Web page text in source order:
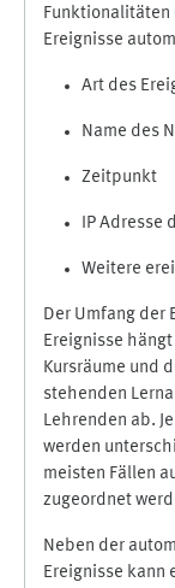
Funktionalitäten
Ereignisse
Art des
Name des
Zeitpunkt
IP Adresse
Weitere
Der Umfang der
Ereignisse
Kursräume und
stehenden
Lehrenden ab.
werden
meisten Fällen
zugeordnet
Neben der
Ereignisse kann